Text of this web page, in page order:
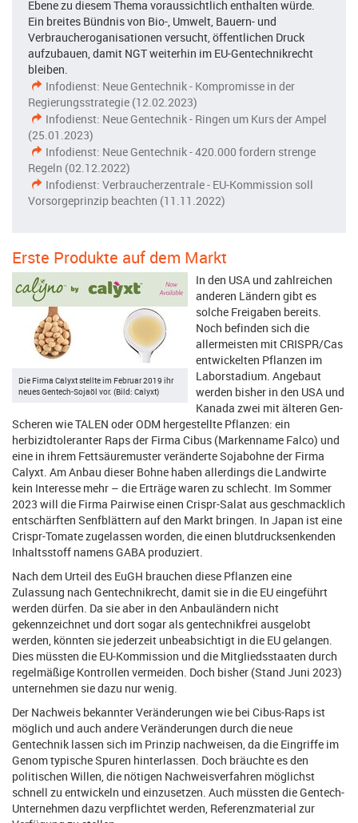
Ebene zu diesem Thema voraussichtlich enthalten würde.
Ein breites Bündnis von Bio-, Umwelt, Bauern- und
Verbraucheroganisationen versucht, öffentlichen Druck
aufzubauen, damit NGT weiterhin im EU-Gentechnikrecht
bleiben.
Infodienst: Neue Gentechnik - Kompromisse in der
Regierungsstrategie (12.02.2023)
Infodienst: Neue Gentechnik - Ringen um Kurs der Ampel
(25.01.2023)
Infodienst: Neue Gentechnik - 420.000 fordern strenge
Regeln (02.12.2022)
Infodienst: Verbraucherzentrale - EU-Kommission soll
Vorsorgeprinzip beachten (11.11.2022)
Erste Produkte auf dem Markt
Die Firma Calyxt stellte im Februar 2019 ihr
neues Gentech-Sojaöl vor. (Bild: Calyxt)
In den USA und zahlreichen
anderen Ländern gibt es
solche Freigaben bereits.
Noch befinden sich die
allermeisten mit CRISPR/Cas
entwickelten Pflanzen im
Laborstadium. Angebaut
werden bisher in den USA und
Kanada zwei mit älteren Gen-
Scheren wie TALEN oder ODM hergestellte Pflanzen: ein
herbizidtoleranter Raps der Firma Cibus (Markenname Falco) und
eine in ihrem Fettsäuremuster veränderte Sojabohne der Firma
Calyxt. Am Anbau dieser Bohne haben allerdings die Landwirte
kein Interesse mehr – die Erträge waren zu schlecht. Im Sommer
2023 will die Firma Pairwise einen Crispr-Salat aus geschmacklich
entschärften Senfblättern auf den Markt bringen. In Japan ist eine
Crispr-Tomate zugelassen worden, die einen blutdrucksenkenden
Inhaltsstoff namens GABA produziert.
Nach dem Urteil des EuGH brauchen diese Pflanzen eine
Zulassung nach Gentechnikrecht, damit sie in die EU eingeführt
werden dürfen. Da sie aber in den Anbauländern nicht
gekennzeichnet und dort sogar als gentechnikfrei ausgelobt
werden, könnten sie jederzeit unbeabsichtigt in die EU gelangen.
Dies müssten die EU-Kommission und die Mitgliedsstaaten durch
regelmäßige Kontrollen vermeiden. Doch bisher (Stand Juni 2023)
unternehmen sie dazu nur wenig.
Der Nachweis bekannter Veränderungen wie bei Cibus-Raps ist
möglich und auch andere Veränderungen durch die neue
Gentechnik lassen sich im Prinzip nachweisen, da die Eingriffe im
Genom typische Spuren hinterlassen. Doch bräuchte es den
politischen Willen, die nötigen Nachweisverfahren möglichst
schnell zu entwickeln und einzusetzen. Auch müssten die Gentech-
Unternehmen dazu verpflichtet werden, Referenzmaterial zur